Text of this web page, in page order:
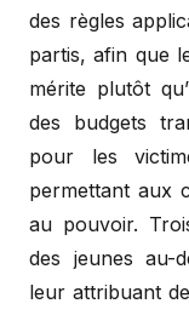
des règles
partis, afin que
mérite plutôt
des budgets
pour les
permettant aux
au pouvoir.
des jeunes au-
leur attribuant